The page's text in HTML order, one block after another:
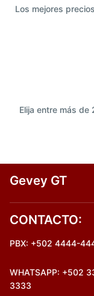
Los mejores
Elija entre más
Gevey GT
CONTACTO:
PBX: +502 4444-
WHATSAPP: +502
3333